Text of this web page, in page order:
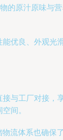
的原汁原味与
优良、外观光
与工厂对接，
间。
流体系也确保